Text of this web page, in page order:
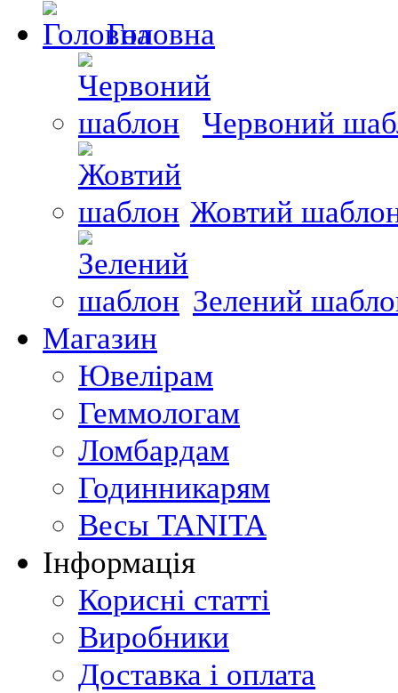
Головна
Червоний
Жовтий
Зелений
Магазин
Ювелірам
Геммологам
Ломбардам
Годинникарям
Весы TANITA
Інформація
Корисні статті
Виробники
Доставка і оплата